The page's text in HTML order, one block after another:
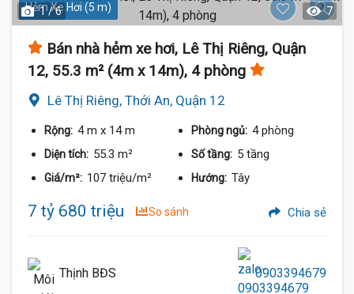
Hẻm Xe Hơi (5 m)
1 / 6 7
Bán nhà hẻm xe hơi, Lê Thị Riêng, Quận
12, 55.3 m² (4m x 14m), 4 phòng
Lê Thị Riêng, Thới An, Quận 12
Rộng: 4 m x 14 m Phòng ngủ: 4 phòng
Diện tích: 55.3 m² Số tầng: 5 tầng
Giá/m²: 107 triệu/m² Hướng: Tây
7 tỷ 680 triệu So sánh Chia sẻ
Thịnh BĐS 0903394679